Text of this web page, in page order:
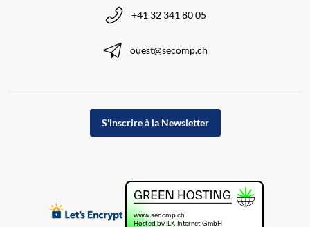
+41 32 341 80 05
ouest@secomp.ch
S'inscrire à la Newsletter